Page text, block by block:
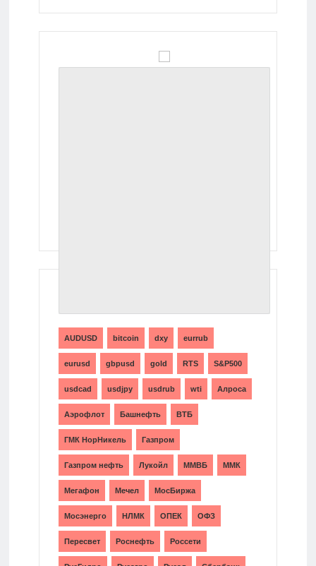
AUDUSD bitcoin dxy eurrub
eurusd gbpusd gold RTS S&P500
usdcad usdjpy usdrub wti Алроса
Аэрофлот Башнефть ВТБ
ГМК НорНикель Газпром
Газпром нефть Лукойл ММВБ ММК
Мегафон Мечел МосБиржа
Мосэнерго НЛМК ОПЕК ОФЗ
Пересвет Роснефть Россети